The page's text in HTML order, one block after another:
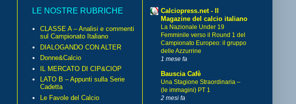
LE NOSTRE RUBRICHE
CLASSE A – Analisi e commenti
sul Campionato Italiano
DIALOGANDO CON ALTER
Donne&Calcio
IL MERCATO DI CIP&CIOP
LATO B – Appunti sulla Serie
Cadetta
Le Favole del Calcio
Calciopress.net - Il
Magazine del calcio italiano
La Nazionale Under 19
Femminile verso il Round 1 del
Campionato Europeo: il gruppo
delle Azzurrine
1 mese fa
Bauscia Cafè
Una Stagione Straordinaria –
(le immagini) PT 1
2 mesi fa